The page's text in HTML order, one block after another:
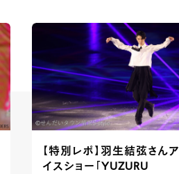
【特別レポ】羽生結弦さんア
イスショー「YUZURU